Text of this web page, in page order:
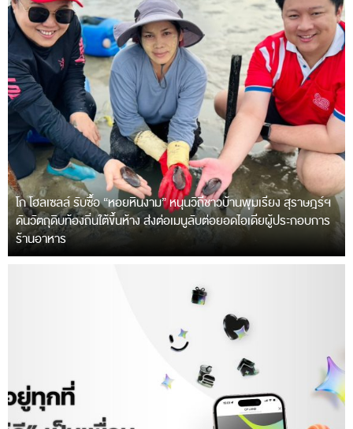
โก โฮลเซลล์ รับซื้อ “หอยหินงาม” หนุนวิถีชาวบ้านพุมเรียง สุราษฎร์ฯ
ดันวัตถุดิบท้องถิ่นใต้ขึ้นห้าง ส่งต่อเมนูลับต่อยอดไอเดียผู้ประกอบการ
ร้านอาหาร